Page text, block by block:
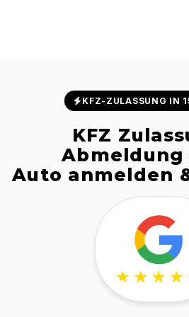
KFZ-ZULASSUNG IN
KFZ
Abmeldung
Auto anmelden